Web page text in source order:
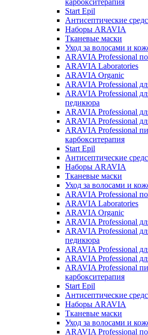
карбокситерапия
Start Epil
Антисептические
Наборы ARAVIA
Тканевые маски
Уход за волосами и
ARAVIA Professional
ARAVIA Laboratories
ARAVIA Organic
ARAVIA Professional
ARAVIA Professional
педикюра
ARAVIA Professional
ARAVIA Professional
ARAVIA Professional
карбокситерапия
Start Epil
Антисептические
Наборы ARAVIA
Тканевые маски
Уход за волосами и
ARAVIA Professional
ARAVIA Laboratories
ARAVIA Organic
ARAVIA Professional
ARAVIA Professional
педикюра
ARAVIA Professional
ARAVIA Professional
ARAVIA Professional
карбокситерапия
Start Epil
Антисептические
Наборы ARAVIA
Тканевые маски
Уход за волосами и
ARAVIA Professional